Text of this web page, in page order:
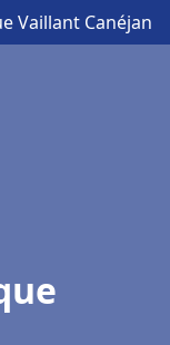
Vaillant Canéjan